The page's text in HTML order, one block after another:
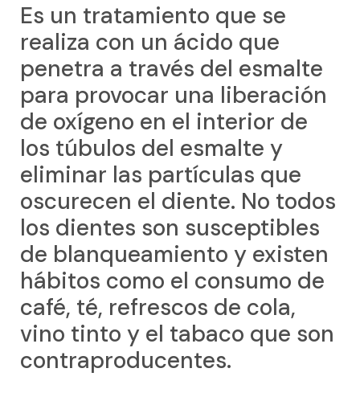
Es un tratamiento que se
realiza con un ácido que
penetra a través del esmalte
para provocar una liberación
de oxígeno en el interior de
los túbulos del esmalte y
eliminar las partículas que
oscurecen el diente. No todos
los dientes son susceptibles
de blanqueamiento y existen
hábitos como el consumo de
café, té, refrescos de cola,
vino tinto y el tabaco que son
contraproducentes.